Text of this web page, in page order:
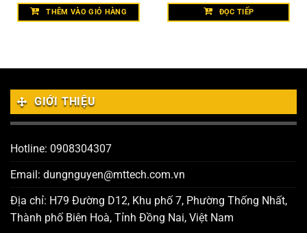
THÊM VÀO GIỎ HÀNG ĐỌC TIẾP
GIỚI THIỆU
Hotline: 0908304307
Email: dungnguyen@mttech.com.vn
Địa chỉ: H79 Đường D12, Khu phố 7, Phường Thống Nhất,
Thành phố Biên Hoà, Tỉnh Đồng Nai, Việt Nam